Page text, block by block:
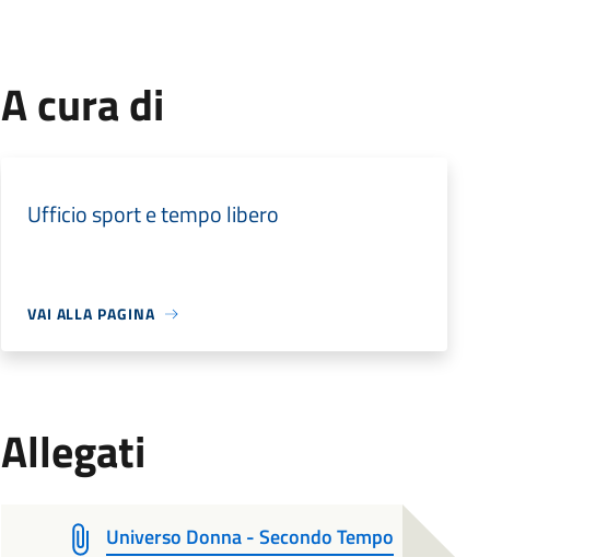
A cura di
Ufficio sport e tempo libero
VAI ALLA PAGINA
Allegati
Universo Donna - Secondo Tempo